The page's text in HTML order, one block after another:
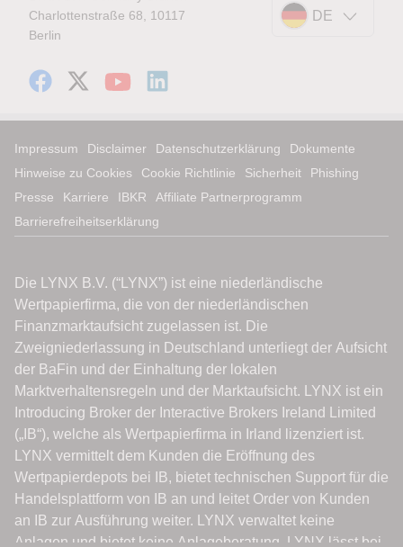
Charlottenstraße 68, 10117
Berlin
DE
Impressum Disclaimer Datenschutzerklärung
Dokumente
Hinweise zu Cookies
Cookie Richtlinie Sicherheit
Phishing
Presse
Karriere IBKR
Affiliate Partnerprogramm
Barrierefreiheitserklärung